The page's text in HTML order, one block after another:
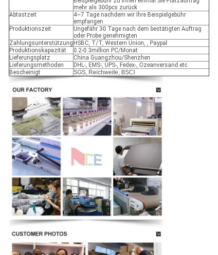
mehr als 300pcs zurück
Abtastzeit
4~7 Tage nachdem wir Ihre Beispielgebühr
empfangen
Produktionszeit
Ungefähr 30 Tage nach dem bestätigten Auftrag
oder Probe genehmigten
Zahlungsunterstützung HSBC, T/T, Western Union, , Paypal
Produktionskapazität
0.2-0.3million PC/Monat
Lieferungsplatz
China Guangzhou/Shenzhen
Lieferungsmethoden
DHL-, EMS-, UPS-, Fedex-, Ozeanversand etc.
Bescheinigt
SGS, Reichweite, BSCI